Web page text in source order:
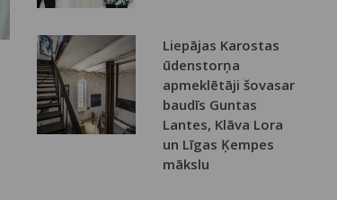
Liepājas Karostas
ūdenstorņa
apmeklētāji šovasar
baudīs Guntas
Lantes, Klāva Lora
un Līgas Ķempes
mākslu